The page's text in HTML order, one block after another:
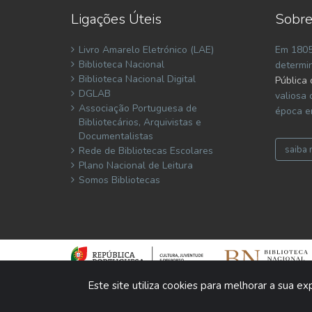
Ligações Úteis
Livro Amarelo Eletrónico (LAE)
Biblioteca Nacional
Biblioteca Nacional Digital
DGLAB
Associação Portuguesa de
Bibliotecários, Arquivistas e
Documentalistas
Rede de Bibliotecas Escolares
Plano Nacional de Leitura
Somos Bibliotecas
Em
Pública
valiosa
época
saiba
2026 Libware - Tecnologias de Informação e
Este site utiliza cookies para melhorar a sua